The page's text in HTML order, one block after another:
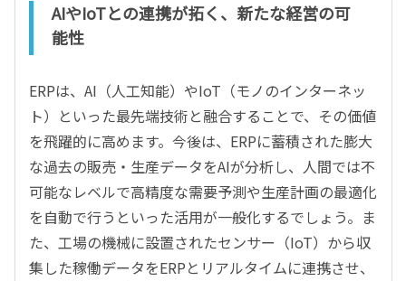
AIやIoTとの連携が拓く、新たな経営の可
能性
ERPは、AI（人工知能）やIoT（モノのインターネッ
ト）といった最先端技術と融合することで、その価値
を飛躍的に高めます。今後は、ERPに蓄積された膨大
な過去の販売・生産データをAIが分析し、人間では不
可能なレベルで高精度な需要予測や生産計画の最適化
を自動で行うといった活用が一般化するでしょう。ま
た、工場の機械に設置されたセンサー（IoT）から収
集した稼働データをERPとリアルタイムに連携させ、